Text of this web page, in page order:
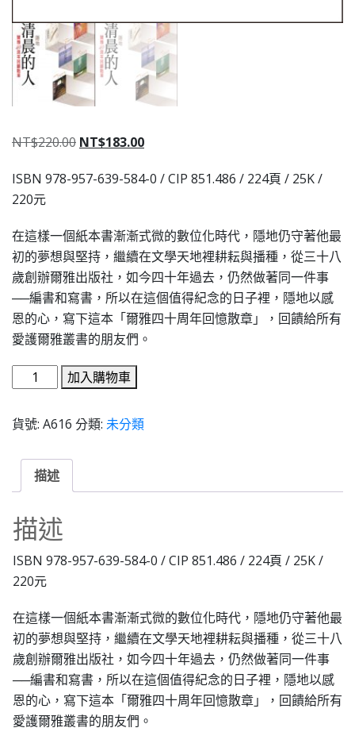
NT$220.00 NT$183.00
ISBN 978-957-639-584-0 / CIP 851.486 / 224頁 / 25K /
220元
在這樣一個紙本書漸漸式微的數位化時代，隱地仍守著他最
初的夢想與堅持，繼續在文學天地裡耕耘與播種，從三十八
歲創辦爾雅出版社，如今四十年過去，仍然做著同一件事
──編書和寫書，所以在這個值得紀念的日子裡，隱地以感
恩的心，寫下這本「爾雅四十周年回憶散章」，回饋給所有
愛護爾雅叢書的朋友們。
加入購物車
貨號: A616 分類: 未分類
描述
描述
ISBN 978-957-639-584-0 / CIP 851.486 / 224頁 / 25K /
220元
在這樣一個紙本書漸漸式微的數位化時代，隱地仍守著他最
初的夢想與堅持，繼續在文學天地裡耕耘與播種，從三十八
歲創辦爾雅出版社，如今四十年過去，仍然做著同一件事
──編書和寫書，所以在這個值得紀念的日子裡，隱地以感
恩的心，寫下這本「爾雅四十周年回憶散章」，回饋給所有
愛護爾雅叢書的朋友們。